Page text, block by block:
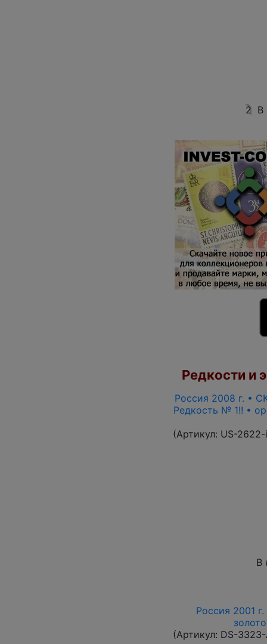
2 В
Редкости и
Россия 2008 г. •
Редкость № 1!! •
(Артикул: US-
В
Россия 2001
(Артикул: DS-